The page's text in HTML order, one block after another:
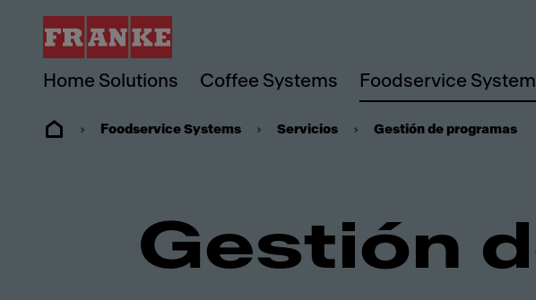
Home Solutions Coffee Systems Foodservice
Foodservice Systems Servicios Gestión de programas
Gestión